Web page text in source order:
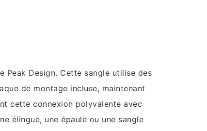
Design. Cette sangle utilise des
de montage incluse, maintenant
cette connexion polyvalente avec
élingue, une épaule ou une sangle